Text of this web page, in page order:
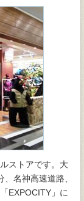
ストアです。大
名神高速道路、
EXPOCITY」に